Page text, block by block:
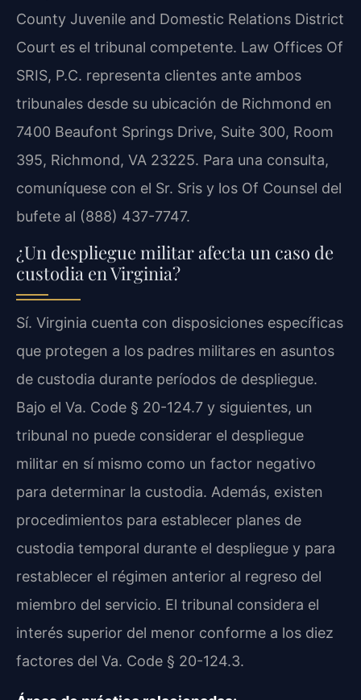
County Juvenile and Domestic Relations District
Court es el tribunal competente. Law Offices Of
SRIS, P.C. representa clientes ante ambos
tribunales desde su ubicación de Richmond en
7400 Beaufont Springs Drive, Suite 300, Room
395, Richmond, VA 23225. Para una consulta,
comuníquese con el Sr. Sris y los Of Counsel del
bufete al (888) 437-7747.
¿Un despliegue militar afecta un caso de
custodia en Virginia?
Sí. Virginia cuenta con disposiciones específicas
que protegen a los padres militares en asuntos
de custodia durante períodos de despliegue.
Bajo el Va. Code § 20-124.7 y siguientes, un
tribunal no puede considerar el despliegue
militar en sí mismo como un factor negativo
para determinar la custodia. Además, existen
procedimientos para establecer planes de
custodia temporal durante el despliegue y para
restablecer el régimen anterior al regreso del
miembro del servicio. El tribunal considera el
interés superior del menor conforme a los diez
factores del Va. Code § 20-124.3.